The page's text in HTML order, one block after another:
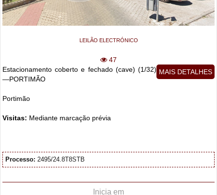
LEILÃO ELECTRÓNICO
47
MAIS DETALHES
Estacionamento coberto e fechado (cave) (1/32)
—PORTIMÃO
Portimão
Visitas: Mediante marcação prévia
Processo: 2495/24.8T8STB
Inicia em